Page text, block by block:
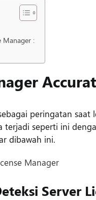
Manager :
peringatan
seperti ini
dibawah ini.
Server